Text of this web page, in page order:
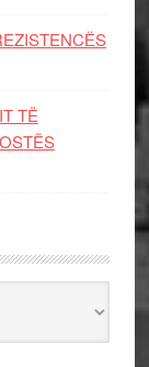
TË